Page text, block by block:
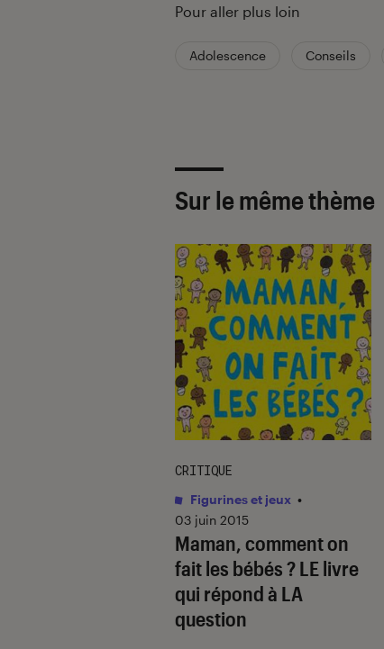
Pour aller plus loin
Adolescence Conseils
Sur le même thème
Maman, comment on
fait les bébés ? LE livre
qui répond à LA
question
CRITIQUE
Figurines et jeux •
03 juin 2015